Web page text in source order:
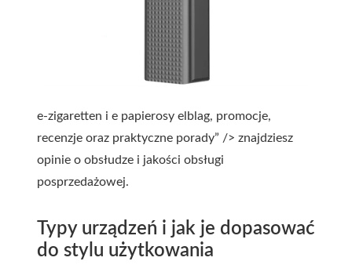
e-zigaretten i e papierosy elblag, promocje,
recenzje oraz praktyczne porady” /> znajdziesz
opinie o obsłudze i jakości obsługi
posprzedażowej.
Typy urządzeń i jak je dopasować
do stylu użytkowania